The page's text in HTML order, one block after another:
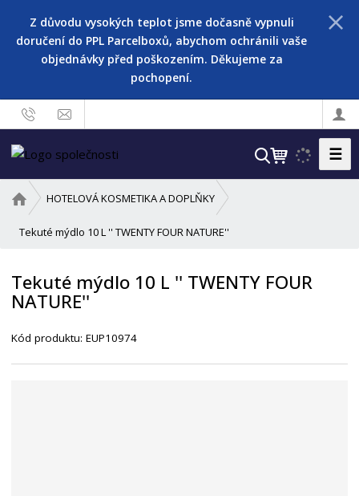
Z důvodu vysokých teplot jsme dočasně vypnuli
doručení do PPL Parcelboxů, abychom ochránili vaše
objednávky před poškozením. Děkujeme za
pochopení.
V
a
☰
v
o
í
s
r
HOTELOVÁ KOSMETIKA A DOPLŇKY
Tekuté mýdlo 10 L '' TWENTY FOUR NATURE''
Tekuté mýdlo 10 L '' TWENTY FOUR
NATURE''
Kód produktu:EUP10974